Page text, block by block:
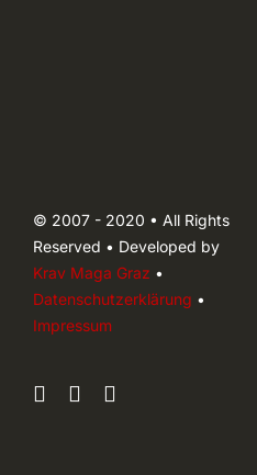
© 2007 - 2020 • All Rights
Reserved • Developed by
Krav Maga Graz •
Datenschutzerklärung •
Impressum